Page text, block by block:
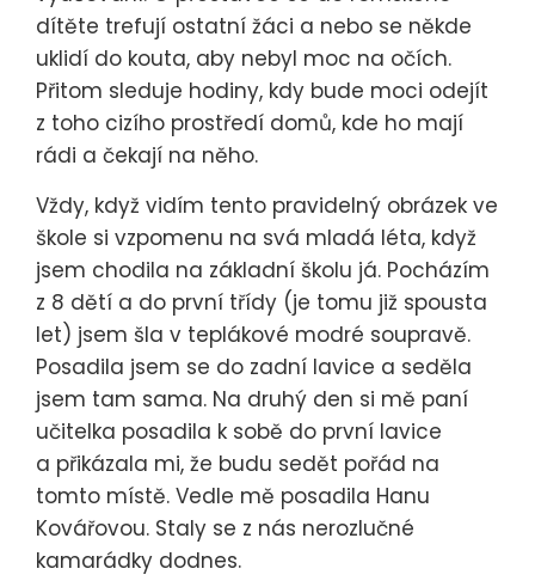
dítěte trefují ostatní žáci a nebo se někde
uklidí do kouta, aby nebyl moc na očích.
Přitom sleduje hodiny, kdy bude moci odejít
z toho cizího prostředí domů, kde ho mají
rádi a čekají na něho.
Vždy, když vidím tento pravidelný obrázek ve
škole si vzpomenu na svá mladá léta, když
jsem chodila na základní školu já. Pocházím
z 8 dětí a do první třídy (je tomu již spousta
let) jsem šla v teplákové modré soupravě.
Posadila jsem se do zadní lavice a seděla
jsem tam sama. Na druhý den si mě paní
učitelka posadila k sobě do první lavice
a přikázala mi, že budu sedět pořád na
tomto místě. Vedle mě posadila Hanu
Kovářovou. Staly se z nás nerozlučné
kamarádky dodnes.